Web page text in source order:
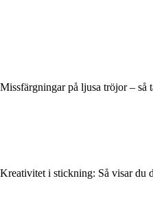
Missfärgningar på ljusa tröjor – så
Kreativitet i stickning: Så visar du